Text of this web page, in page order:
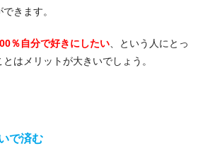
きます。
％自分で好きにしたい 、という人にとっ
はメリットが大きいでしょう。
で済む